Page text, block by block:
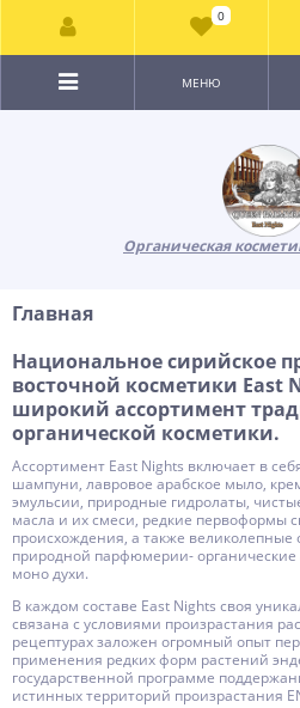
Органическая
МЕНЮ
Главная
Национальное сирийское
восточной косметики East
широкий ассортимент
органической косметики.
Ассортимент East Nights включает в
шампуни, лавровое арабское мыло,
эмульсии, природные гидролаты,
масла и их смеси, редкие первоформы
происхождения, а также
природной парфюмерии-
моно духи.
В каждом составе East Nights своя
связана с условиями произрастания
рецептурах заложен огромный опыт
применения редких форм растений
государственной программе
истинных территорий произрастания
0